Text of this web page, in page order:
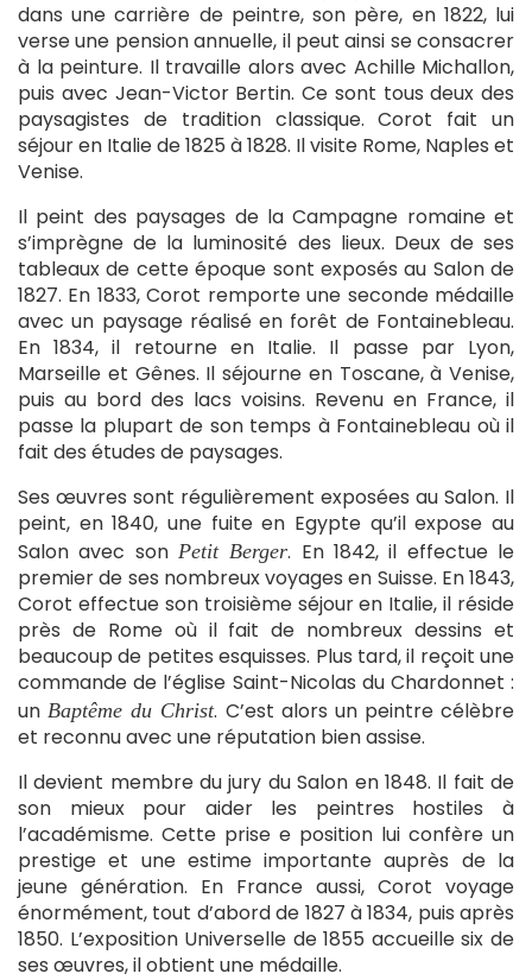
dans une carrière de peintre, son père, en 1822, lui
verse une pension annuelle, il peut ainsi se consacrer
à la peinture. Il travaille alors avec Achille Michallon,
puis avec Jean-Victor Bertin. Ce sont tous deux des
paysagistes de tradition classique. Corot fait un
séjour en Italie de 1825 à 1828. Il visite Rome, Naples et
Venise.
Il peint des paysages de la Campagne romaine et
s’imprègne de la luminosité des lieux. Deux de ses
tableaux de cette époque sont exposés au Salon de
1827. En 1833, Corot remporte une seconde médaille
avec un paysage réalisé en forêt de Fontainebleau.
En 1834, il retourne en Italie. Il passe par Lyon,
Marseille et Gênes. Il séjourne en Toscane, à Venise,
puis au bord des lacs voisins. Revenu en France, il
passe la plupart de son temps à Fontainebleau où il
fait des études de paysages.
Ses œuvres sont régulièrement exposées au Salon. Il
peint, en 1840, une fuite en Egypte qu’il expose au
Salon avec son Petit Berger. En 1842, il effectue le
premier de ses nombreux voyages en Suisse. En 1843,
Corot effectue son troisième séjour en Italie, il réside
près de Rome où il fait de nombreux dessins et
beaucoup de petites esquisses. Plus tard, il reçoit une
commande de l’église Saint-Nicolas du Chardonnet :
unBaptême du Christ. C’est alors un peintre célèbre
et reconnu avec une réputation bien assise.
Il devient membre du jury du Salon en 1848. Il fait de
son mieux pour aider les peintres hostiles à
l’académisme. Cette prise e position lui confère un
prestige et une estime importante auprès de la
jeune génération. En France aussi, Corot voyage
énormément, tout d’abord de 1827 à 1834, puis après
1850. L’exposition Universelle de 1855 accueille six de
ses œuvres, il obtient une médaille.